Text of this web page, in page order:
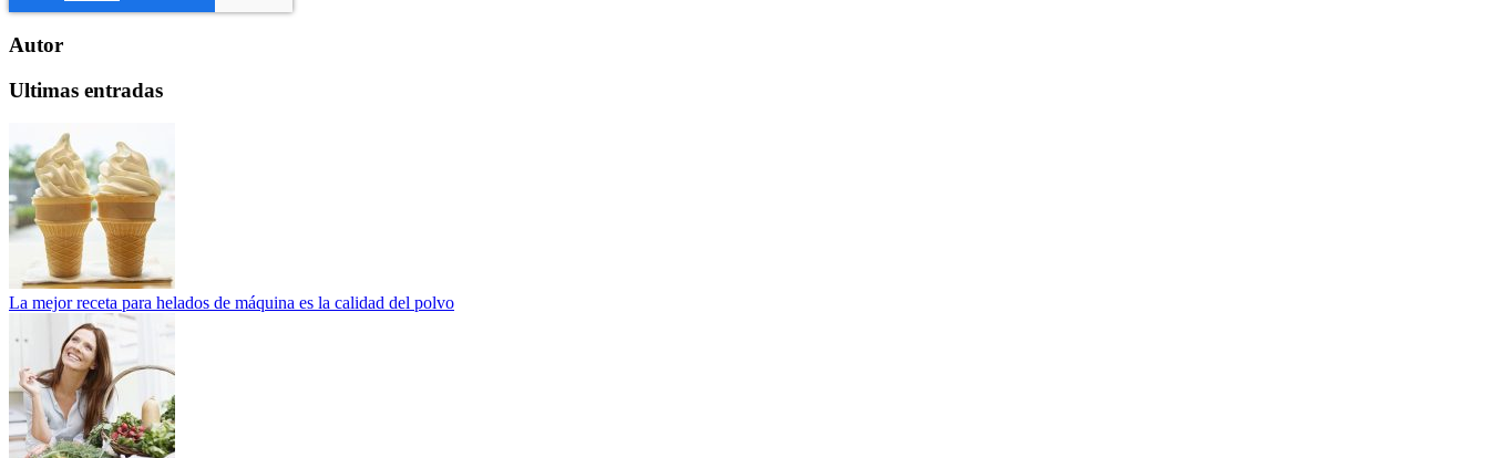
Autor
Ultimas entradas
La mejor receta para helados de máquina es la calidad del polvo